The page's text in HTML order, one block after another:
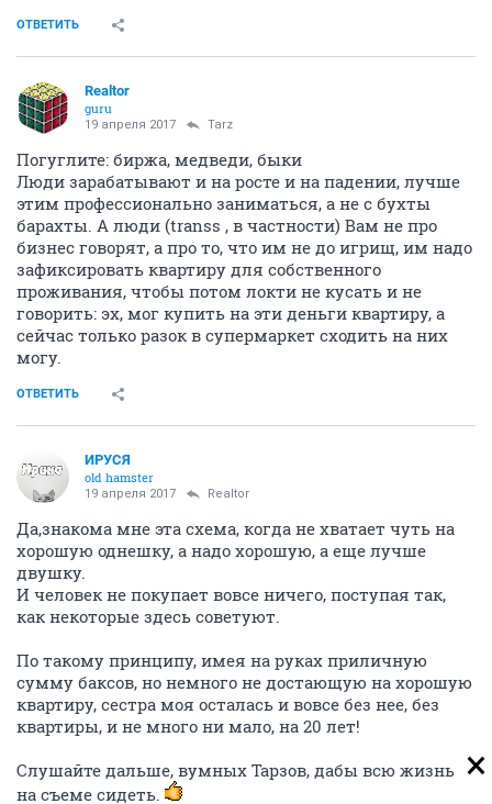
ОТВЕТИТЬ
Realtor
guru
19 апреля 2017 Tarz
Погуглите: биржа, медведи, быки
Люди зарабатывают и на росте и на падении, лучше
этим профессионально заниматься, а не с бухты
барахты. А люди (transs , в частности) Вам не про
бизнес говорят, а про то, что им не до игрищ, им надо
зафиксировать квартиру для собственного
проживания, чтобы потом локти не кусать и не
говорить: эх, мог купить на эти деньги квартиру, а
сейчас только разок в супермаркет сходить на них
могу.
ОТВЕТИТЬ
ИРУСЯ
old hamster
19 апреля 2017 Realtor
Да,знакома мне эта схема, когда не хватает чуть на
хорошую однешку, а надо хорошую, а еще лучше
двушку.
И человек не покупает вовсе ничего, поступая так,
как некоторые здесь советуют.
По такому принципу, имея на руках приличную
сумму баксов, но немного не достающую на хорошую
квартиру, сестра моя осталась и вовсе без нее, без
квартиры, и не много ни мало, на 20 лет!
Слушайте дальше, вумных Тарзов, дабы всю жизнь
на съеме сидеть.